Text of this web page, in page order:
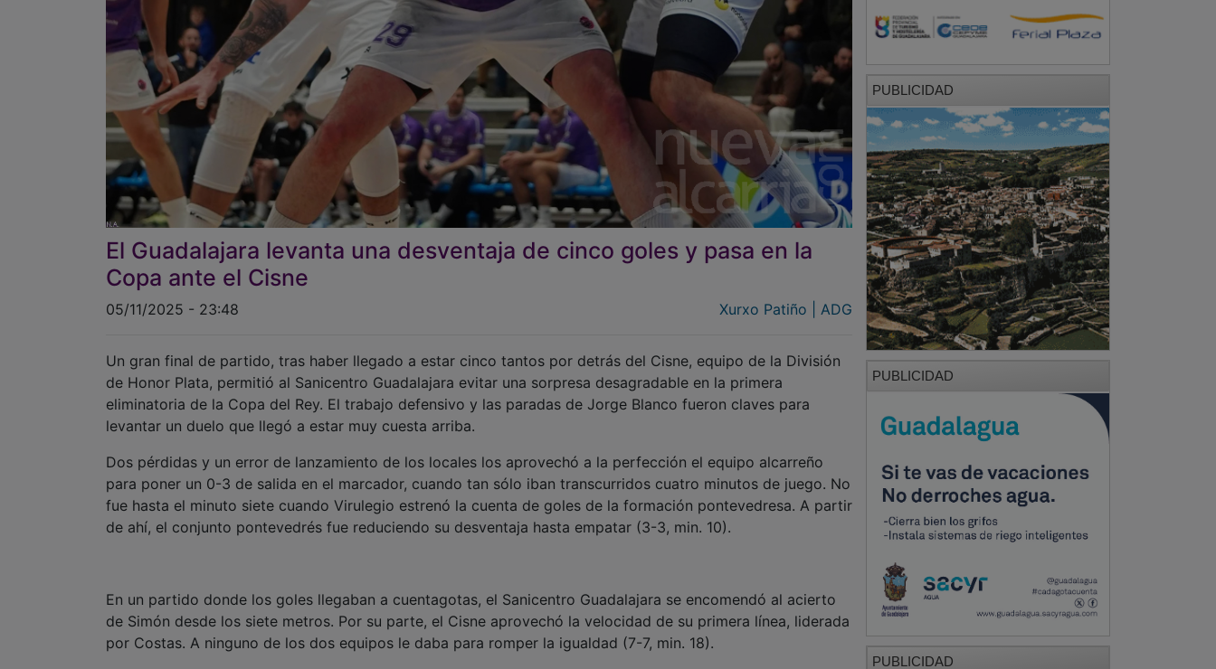
El Guadalajara levanta una desventaja de cinco goles y pasa en la
Copa ante el Cisne
05/11/2025 - 23:48 Xurxo Patiño | ADG
Un gran final de partido, tras haber llegado a estar cinco tantos por detrás del Cisne, equipo de la División
de Honor Plata, permitió al Sanicentro Guadalajara evitar una sorpresa desagradable en la primera
eliminatoria de la Copa del Rey. El trabajo defensivo y las paradas de Jorge Blanco fueron claves para
levantar un duelo que llegó a estar muy cuesta arriba.
Dos pérdidas y un error de lanzamiento de los locales los aprovechó a la perfección el equipo alcarreño
para poner un 0-3 de salida en el marcador, cuando tan sólo iban transcurridos cuatro minutos de juego. No
fue hasta el minuto siete cuando Virulegio estrenó la cuenta de goles de la formación pontevedresa. A partir
de ahí, el conjunto pontevedrés fue reduciendo su desventaja hasta empatar (3-3, min. 10).
En un partido donde los goles llegaban a cuentagotas, el Sanicentro Guadalajara se encomendó al acierto
de Simón desde los siete metros. Por su parte, el Cisne aprovechó la velocidad de su primera línea, liderada
por Costas. A ninguno de los dos equipos le daba para romper la igualdad (7-7, min. 18).
PUBLICIDAD
PUBLICIDAD
PUBLICIDAD